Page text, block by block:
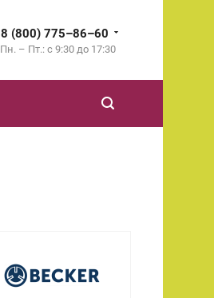
8 (800) 775–86–60
Пн. – Пт.: с 9:30 до 17:30